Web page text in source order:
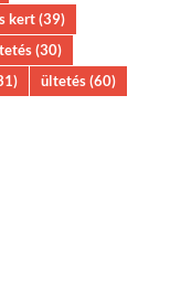
kert(39)
(30)
ültetés(60)